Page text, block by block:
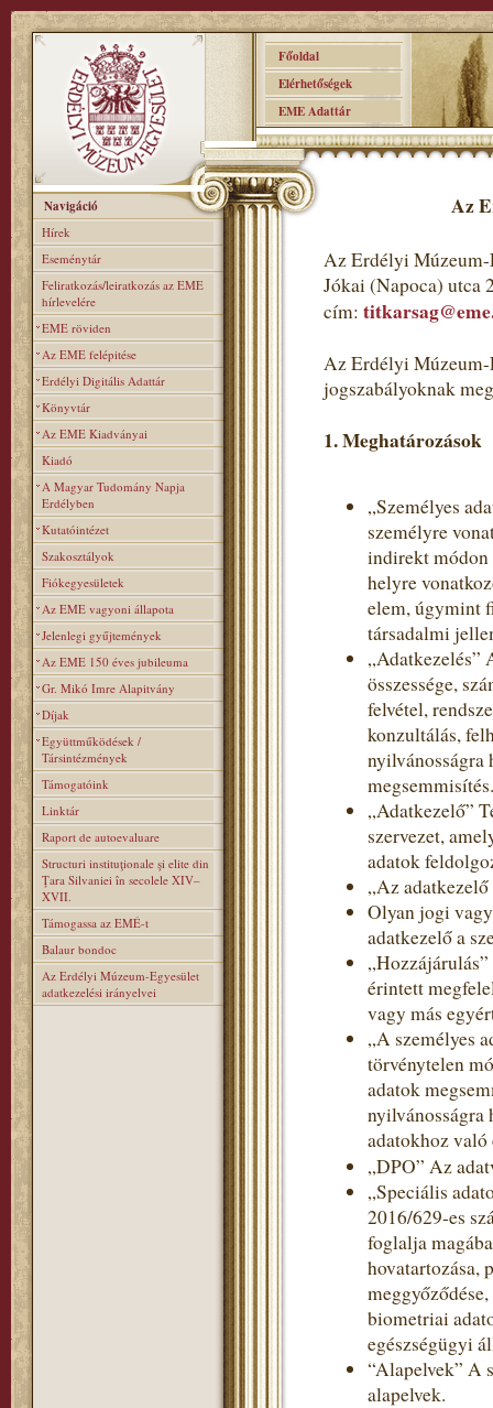
Főoldal
Elérhetőségek
EME Adattár
Navigáció
Hírek
Eseménytár
Feliratkozás/leiratkozás az EME
hírlevelére
EME röviden
Az EME felépitése
Erdélyi Digitális Adattár
Könyvtár
Az EME Kiadványai
Kiadó
A Magyar Tudomány Napja
Erdélyben
Kutatóintézet
Szakosztályok
Fiókegyesületek
Az EME vagyoni állapota
Jelenlegi gyűjtemények
Az EME 150 éves jubileuma
Gr. Mikó Imre Alapitvány
Díjak
Együttműködések /
Társintézmények
Támogatóink
Linktár
Raport de autoevaluare
Structuri instituţionale şi elite din
Ţara Silvaniei în secolele XIV–
XVII.
Támogassa az EMÉ-t
Balaur bondoc
Az Erdélyi Múzeum-Egyesület
adatkezelési irányelvei
Az
Az Erdélyi
Jókai (Napoca) utca
cím:
Az Erdélyi Múzeum-
jogszabályoknak
1. Meghatározások
„Személyes
személyre
indirekt módon
helyre
elem, úgymint
társadalmi
„Adatkezelés”
összessége,
felvétel,
konzultálás,
nyilvánosságra
megsemmisítés.
„Adatkezelő”
szervezet,
adatok
„Az
Olyan jogi
adatkezelő a
érintett
vagy más
„A személyes
törvénytelen
adatok
nyilvánosságra
adatokhoz
„DPO” Az
„Speciális
2016/629-es
foglalja
hovatartozása,
biometriai
egészségügyi
“Alapelvek” A
alapelvek.